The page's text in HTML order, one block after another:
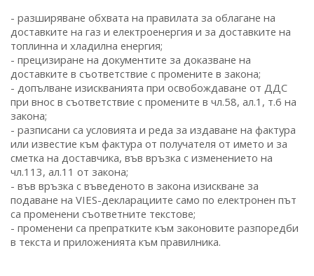
- разширяване обхвата на правилата за облагане на
доставките на газ и електроенергия и за доставките на
топлинна и хладилна енергия;
- прецизиране на документите за доказване на
доставките в съответствие с промените в закона;
- допълване изискванията при освобождаване от ДДС
при внос в съответствие с промените в чл.58, ал.1, т.6 на
закона;
- разписани са условията и реда за издаване на фактура
или известие към фактура от получателя от името и за
сметка на доставчика, във връзка с изменението на
чл.113, ал.11 от закона;
- във връзка с въведеното в закона изискване за
подаване на VIES-декларациите само по електронен път
са променени съответните текстове;
- променени са препратките към законовите разпоредби
в текста и приложенията към правилника.